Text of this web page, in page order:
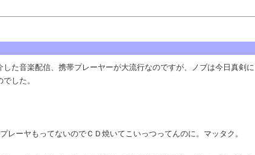
た音楽配信、携帯プレーヤーが大流行なのですが、ノブは今日真剣
した。
ーヤもってないのでＣＤ焼いてこいっつってんのに。マッタク。